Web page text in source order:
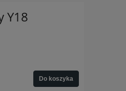
Y18
Do koszyka